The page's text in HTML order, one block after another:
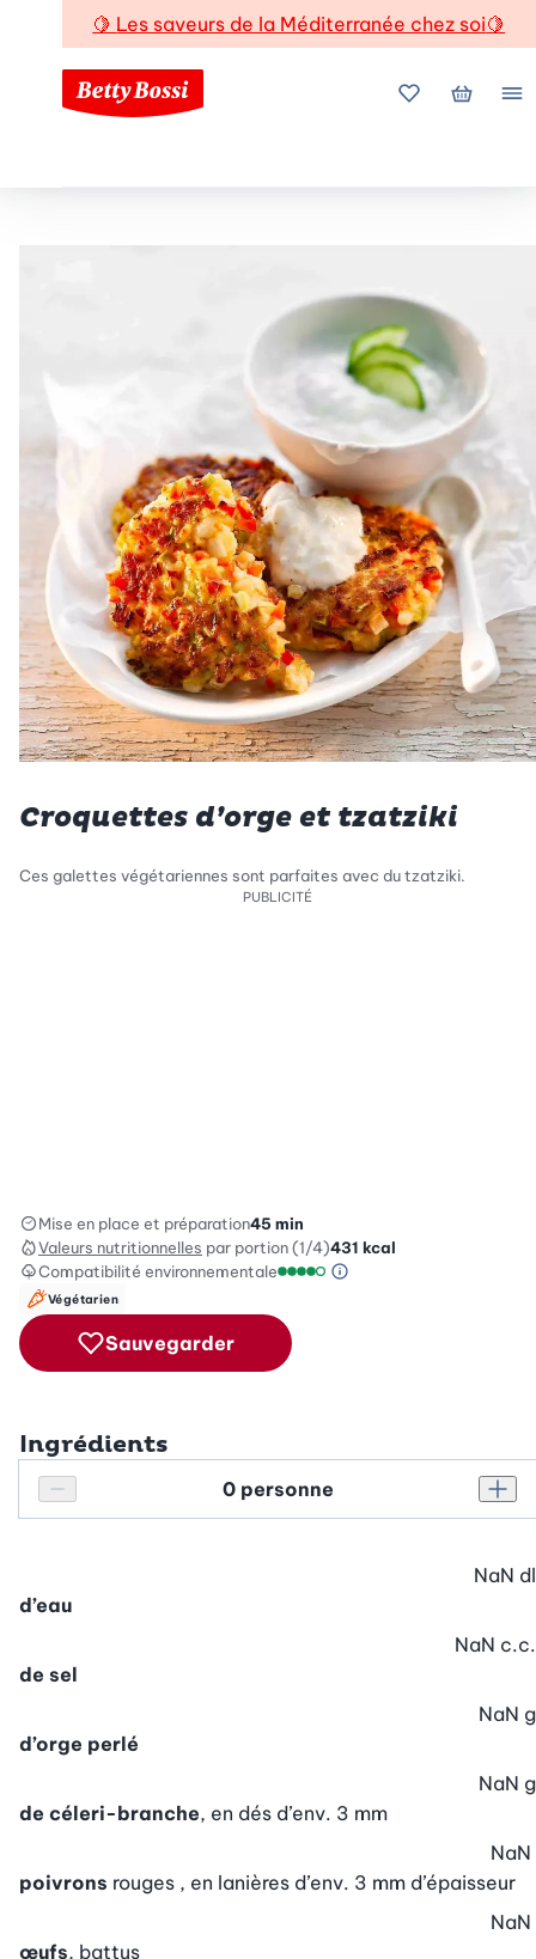
🍋 Les saveurs de la Méditerranée chez soi🍋
Mes favoris
Mon
Croquettes d’orge et tzatziki
Ces galettes végétariennes sont parfaites avec du tzatziki.
PUBLICITÉ
Mise en place et préparation45 min
Valeurs nutritionnelles par portion (1/4)431 kcal
Compatibilité environnementale
Information sur
Végétarien
Sauvegarder
Ingrédients
Réduire le nombre de personnes
Personnes
d’eau
NaN dl
de sel
NaN c.c.
d’orge perlé
NaN g
de céleri-branche, en dés d’env. 3 mm
NaN g
poivrons rouges , en lanières d’env. 3 mm d’épaisseur
NaN
œufs, battus
NaN